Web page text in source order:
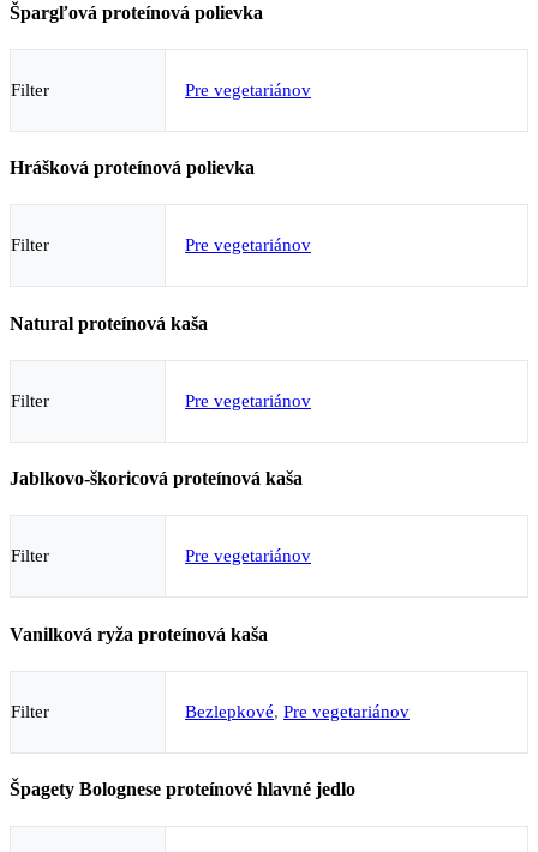
Špargľová proteínová polievka
Filter Pre vegetariánov
Hrášková proteínová polievka
Filter Pre vegetariánov
Natural proteínová kaša
Filter Pre vegetariánov
Jablkovo-škoricová proteínová kaša
Filter Pre vegetariánov
Vanilková ryža proteínová kaša
Filter Bezlepkové, Pre vegetariánov
Špagety Bolognese proteínové hlavné jedlo